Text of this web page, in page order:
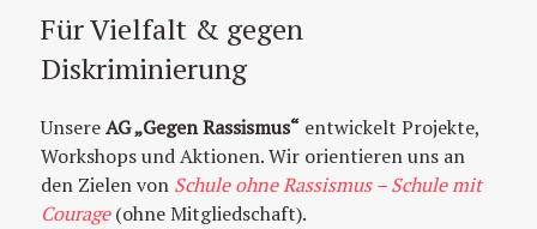
Für Vielfalt & gegen
Diskriminierung
UnsereAG „Gegen Rassismus“ entwickelt Projekte,
Workshops und Aktionen. Wir orientieren uns an
den Zielen von Schule ohne Rassismus – Schule mit
Courage(ohne Mitgliedschaft).